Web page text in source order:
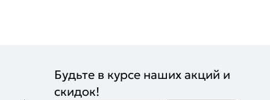
Будьте в курсе наших акций и
скидок!